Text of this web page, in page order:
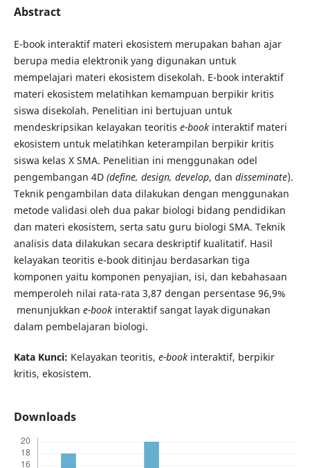
Abstract
E-book interaktif materi ekosistem merupakan bahan ajar
berupa media elektronik yang digunakan untuk
mempelajari materi ekosistem disekolah. E-book interaktif
materi ekosistem melatihkan kemampuan berpikir kritis
siswa disekolah. Penelitian ini bertujuan untuk
mendeskripsikan kelayakan teoritis e-book interaktif materi
ekosistem untuk melatihkan keterampilan berpikir kritis
siswa kelas X SMA. Penelitian ini menggunakan odel
pengembangan 4D (define, design, develop, dan disseminate).
Teknik pengambilan data dilakukan dengan menggunakan
metode validasi oleh dua pakar biologi bidang pendidikan
dan materi ekosistem, serta satu guru biologi SMA. Teknik
analisis data dilakukan secara deskriptif kualitatif. Hasil
kelayakan teoritis e-book ditinjau berdasarkan tiga
komponen yaitu komponen penyajian, isi, dan kebahasaan
memperoleh nilai rata-rata 3,87 dengan persentase 96,9%
menunjukkan e-bookinteraktif sangat layak digunakan
dalam pembelajaran biologi.
Kata Kunci: Kelayakan teoritis, e-bookinteraktif, berpikir
kritis, ekosistem.
Downloads